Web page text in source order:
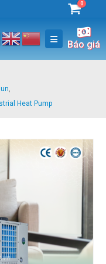
0
Báo giá
,
Heat Pump